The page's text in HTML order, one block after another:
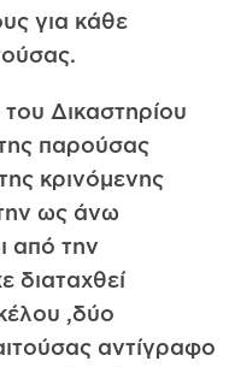
για κάθε
Δικαστηρίου
παρούσας
κρινόμενης
ως άνω
από την
διαταχθεί
,δύο
αντίγραφο